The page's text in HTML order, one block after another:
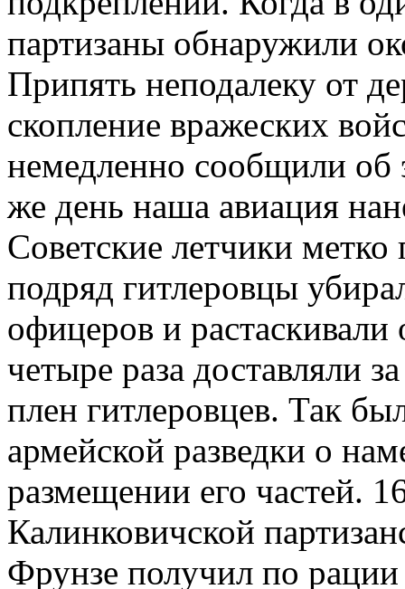
партизаны обнаружили
Припять неподалеку от
скопление вражеских
немедленно сообщили
же день наша авиация
Советские летчики
подряд гитлеровцы
офицеров и
четыре раза доставляли
плен гитлеровцев. Так
армейской разведки о
размещении его частей.
Калинковичской
Фрунзе получил по